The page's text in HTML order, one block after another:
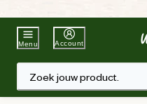
Beste
Menu Account
Zoek jouw product.